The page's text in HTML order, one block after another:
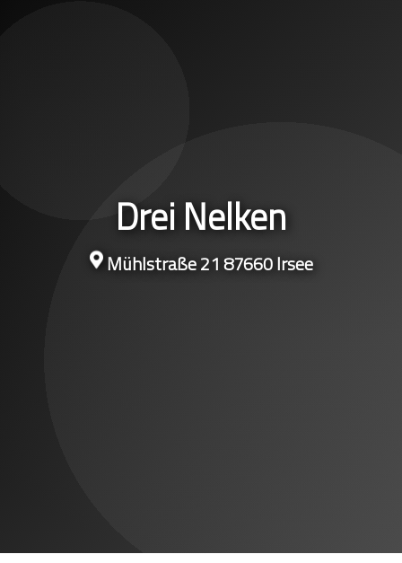
Drei Nelken
Mühlstraße 21 87660 Irsee